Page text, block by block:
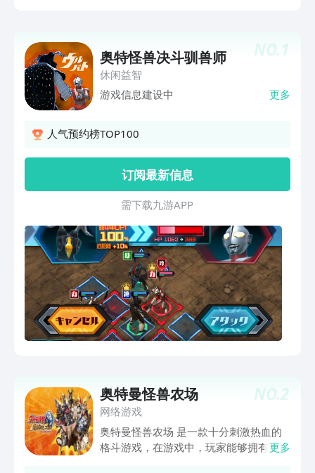
NO.1
奥特怪兽决斗驯兽师
休闲益智
游戏信息建设中
更多
人气预约榜TOP100
订阅最新信息
需 下 载 九 游 A P P
NO.2
奥特曼怪兽农场
网络游戏
奥特曼怪兽农场 是一款十分刺激热血的
格斗游戏，在游戏中，玩家能够拥有属于
更多